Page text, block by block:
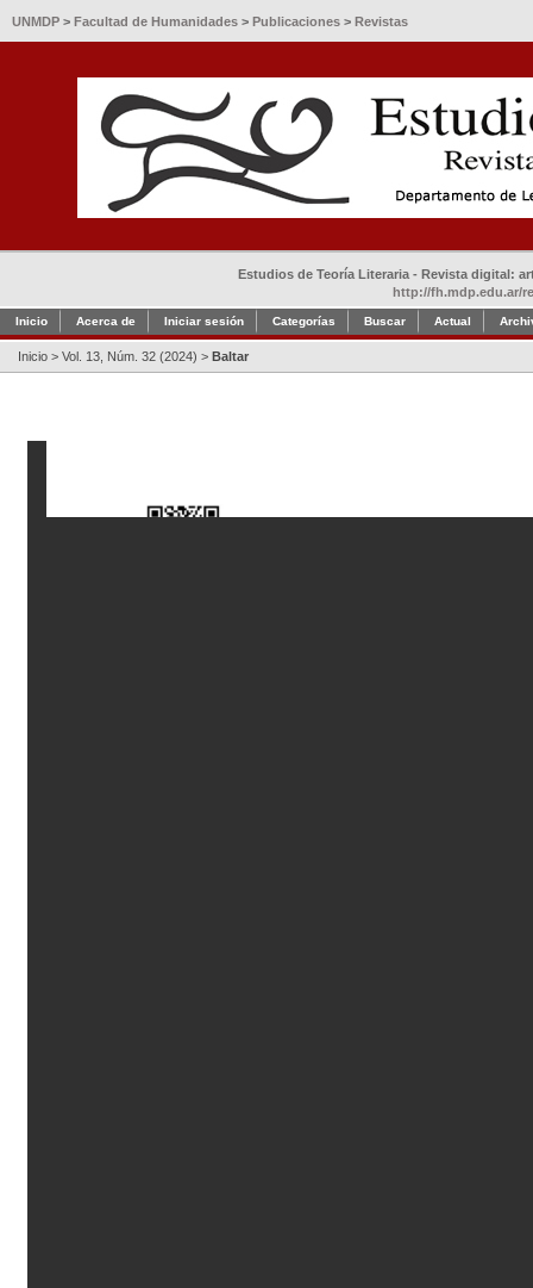
UNMDP > Facultad de Humanidades > Publicaciones > Revistas
Estudios de Teoría Literaria - Revista digital:
http://fh.mdp.edu.ar/
Inicio Acerca de Iniciar sesión Categorías Buscar Actual
Inicio > Vol. 13, Núm. 32 (2024) > Baltar